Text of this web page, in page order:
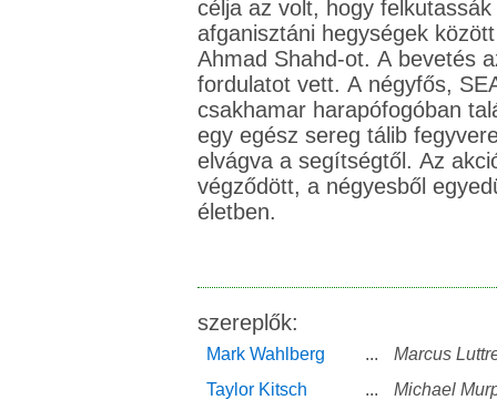
célja az volt, hogy
afganisztáni hegységek
Ahmad Shahd-ot. A bevetés
fordulatot vett. A négyfős,
csakhamar harapófogóban
egy egész sereg tálib
elvágva a segítségtől. Az
végződött, a négyesből
életben.
szereplők:
Mark Wahlberg ...
Marcus
Taylor Kitsch
...
Michael